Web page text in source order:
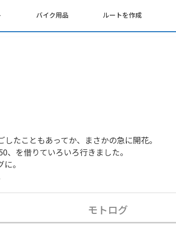
バイク用品 ルートを作成
たこともあってか、まさかの急に開花。
を借りていろいろ行きました。
。
モトログ